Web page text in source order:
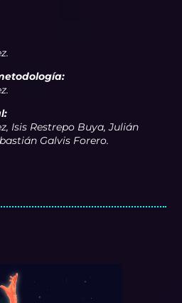
Isis Restrepo Buya, Julián
Galvis Forero.